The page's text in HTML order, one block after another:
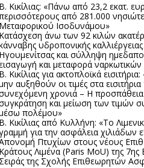
Β. Κικίλιας: «Πάνω από 23,2 εκατ.
από 281.000
Μεταφορικού Ισοδυνάμου»
Κατάσχεση άνω των 92 κιλών
υδροπονικής
Ηγουμενίτσας και σύλληψη
και μεταφορά
Β. Κικίλιας για ακτοπλοϊκά
αυξηθούν οι τιμές στα
χρονιά – Η προσπάθεια
και μείωση των τιμών
πολέμου»
Β. Κικίλιας από Κυλλήνη: «Το
για την ασφάλεια χιλιάδων
Πτυχίων στους νέους
Κράτους Λιμένα (Paris MoU) της 7ης
Σειράς της Σχολής Επιθεωρητών